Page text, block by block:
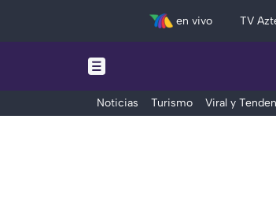
en vivo TV
Noticias Turismo Viral y